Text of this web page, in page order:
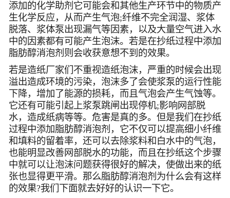
添加的化学助剂它可能会和其他生产环节中的物质产
生化学反应，从而产生气泡;纤维不完全润湿、浆体
脱落、浆体泵出现漏气等因素，以及大量空气进入水
中的因素都有可能产生泡沫。若是在抄纸过程中添加
脂肪醇消泡剂则会收获意想不到的效果。
若是造纸厂家们不重视造纸泡沫，严重的时候会出现
溢出造成环境的污染，泡沫多了会使浆泵的运行性能
下降，增加了能源的损耗，而且气泡会产生气蚀等。
它还有可能引起上浆泵跳闸出现停机;影响网部脱
水，造成纸病等等。危害是真的多。但是我们在抄纸
过程中添加脂肪醇消泡剂，它不仅可以提高细小纤维
和填料的留着率，还可以去除浆料和白水中的气泡，
也能明显改善网部脱水的功能，而且在抄纸这个步骤
中就可以让泡沫问题获得很好的解决，使做出来的纸
张也显得更平滑。那么脂肪醇消泡剂为什么会有这样
的效果?我们下面就去好好的认识一下它。